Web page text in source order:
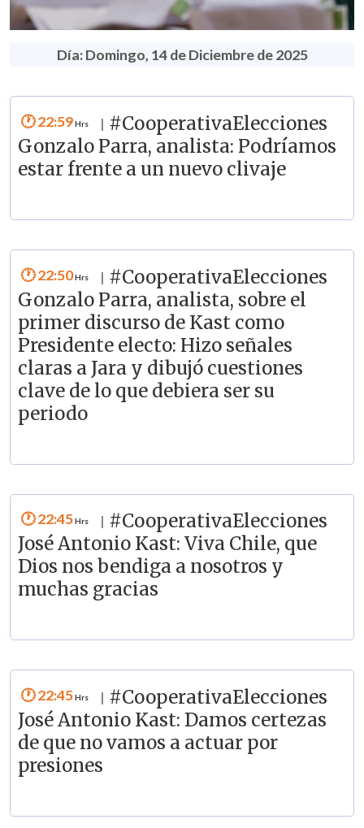
Día: Domingo, 14 de Diciembre de 2025
22:59
#CooperativaElecciones
Gonzalo Parra, analista: Podríamos
estar frente a un nuevo clivaje
22:50
#CooperativaElecciones
Gonzalo Parra, analista, sobre el
primer discurso de Kast como
Presidente electo: Hizo señales
claras a Jara y dibujó cuestiones
clave de lo que debiera ser su
periodo
22:45
#CooperativaElecciones
José Antonio Kast: Viva Chile, que
Dios nos bendiga a nosotros y
muchas gracias
22:45
#CooperativaElecciones
José Antonio Kast: Damos certezas
de que no vamos a actuar por
presiones